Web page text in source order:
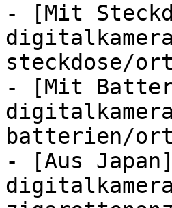
- [Mit
steckdose/
- [Mit
batterien/
- [Aus